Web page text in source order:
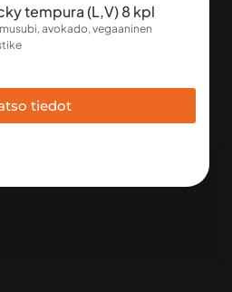
tempura (L,V) 8 kpl
avokado, vegaaninen
tiedot